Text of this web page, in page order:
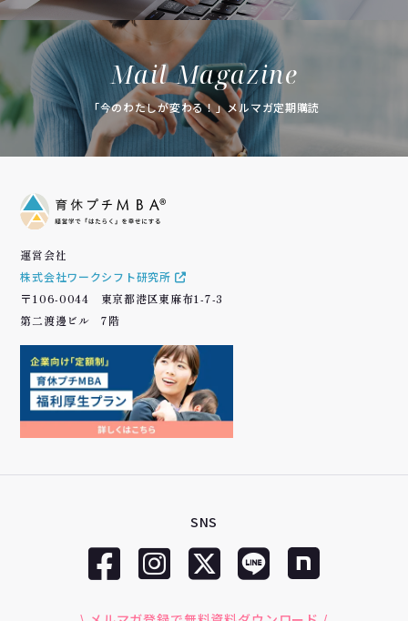
Mail Magazine
「今のわたしが変わる！」メルマガ定期購読
運営会社
株式会社ワークシフト研究所
〒106-0044 東京都港区東麻布1-7-3
第二渡邊ビル 7階
SNS